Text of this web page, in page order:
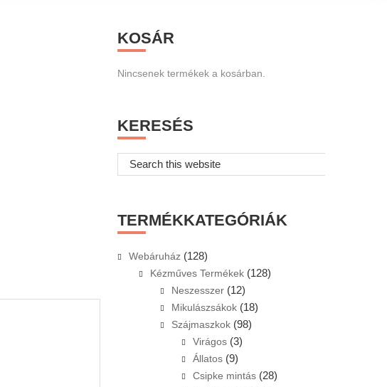
Primary
Sidebar
KOSÁR
Nincsenek termékek a kosárban.
KERESÉS
Search
this
TERMÉKKATEGÓRIÁK
Webáruház (128)
Kézműves Termékek (128)
Neszesszer (12)
Mikulászsákok (18)
Szájmaszkok (98)
Virágos (3)
Állatos (9)
Csipke mintás (28)